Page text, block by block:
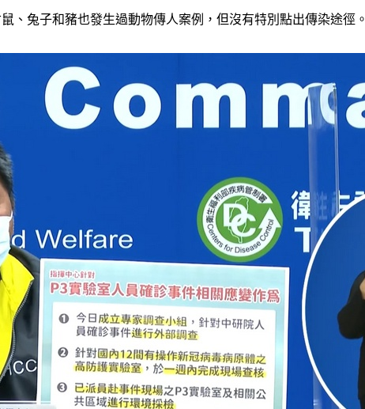
、兔子和豬也發生過動物傳人案例，但沒有特別點出傳染途徑。